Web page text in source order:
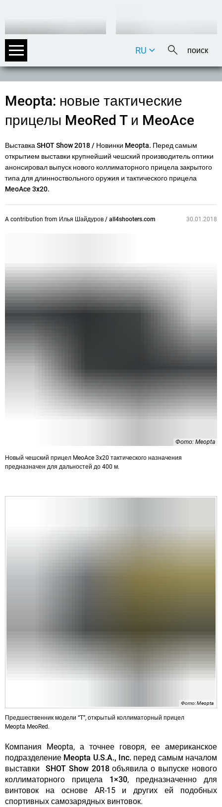
DE
IT
RU
Meopta: новые тактические
прицелы MeoRed T и MeoAce
Выставка SHOT Show 2018 / Новинки Meopta. Перед самым
открытием выставки крупнейший чешский производитель оптики
анонсировал выпуск нового коллиматорного прицела закрытого
типа для длинноствольного оружия и тактического прицела
MeoAce 3x20.
A contribution from Илья Шайдуров / all4shooters.com 30.01.2018
Фото: Meopta
Новый чешский прицел MeoAce 3x20 тактического назначения
предназначен для дальностей до 400 м.
Фото: Meopta
Предшественник модели “Т”, открытый коллиматорный прицел
Meopta MeoRed.
Компания Meopta, а точнее говоря, ее американское
подразделение Meopta U.S.A., Inc. перед самым началом
выставки SHOT Show 2018объявила о выпуске нового
коллиматорного прицела 1×30, предназначенно для
винтовок на основе AR-15 и других ей подобных
спортивных самозарядных винтовок.